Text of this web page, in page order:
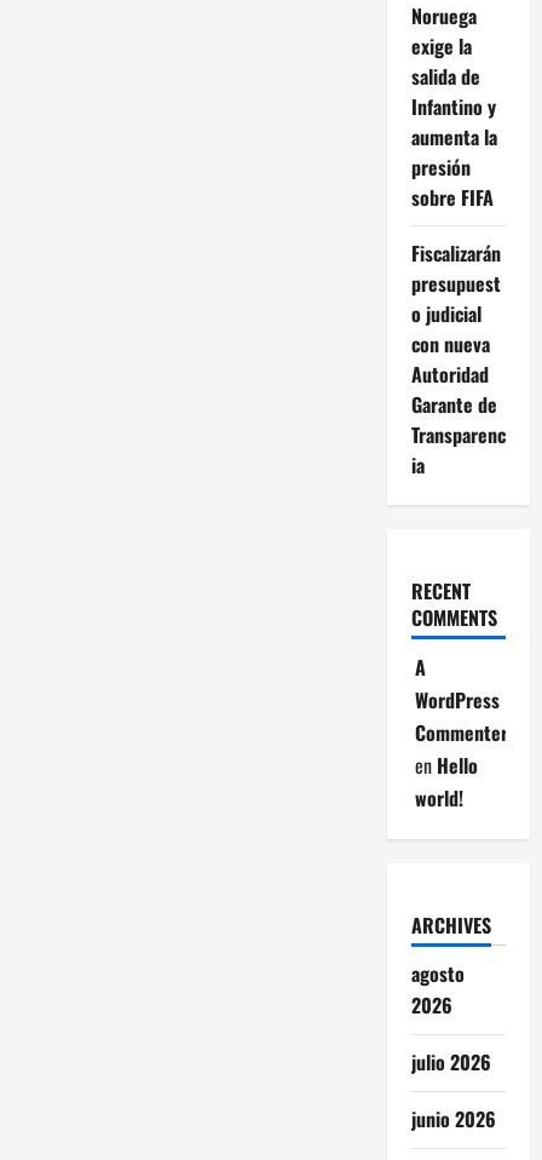
Noruega
exige la
salida de
Infantino y
aumenta la
presión
sobre FIFA
Fiscalizarán
presupuest
o judicial
con nueva
Autoridad
Garante de
Transparenc
ia
RECENT
COMMENTS
A
WordPress
Commenter
en Hello
world!
ARCHIVES
agosto
2026
julio 2026
junio 2026